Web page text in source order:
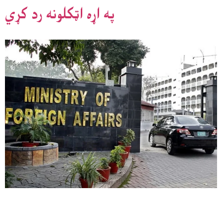
په اړه اټکلونه رد کړي